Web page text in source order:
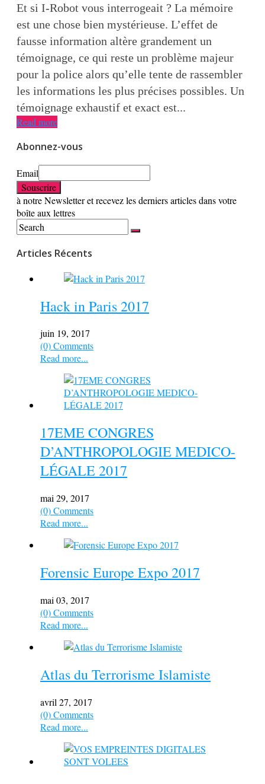
Et si I-Robot vous interrogeait ? La mémoire
est une chose bien mystérieuse. L’effet de
fausse information altère grandement un
témoignage, ce qui reste un problème majeur
pour la police alors qu’elle tente de rassembler
les informations les plus précises possibles. Un
témoignage exhaustif et exact est...
Read more
Abonnez-vous
Email
à notre Newsletter et recevez les derniers articles dans votre
boîte aux lettres
Articles Récents
Hack in Paris 2017
juin 19, 2017
(0) Comments
Read more...
17EME CONGRES
D’ANTHROPOLOGIE MEDICO-
LÉGALE 2017
mai 29, 2017
(0) Comments
Read more...
Forensic Europe Expo 2017
mai 03, 2017
(0) Comments
Read more...
Atlas du Terrorisme Islamiste
avril 27, 2017
(0) Comments
Read more...